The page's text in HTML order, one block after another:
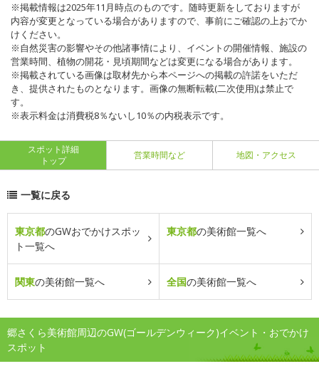
※掲載情報は2025年11月時点のものです。随時更新をしておりますが
内容が変更となっている場合がありますので、事前にご確認の上おでか
けください。
※自然災害の影響やその他諸事情により、イベントの開催情報、施設の
営業時間、植物の開花・見頃期間などは変更になる場合があります。
※掲載されている画像は取材先から本ページへの掲載の許諾をいただ
き、提供されたものとなります。画像の無断転載(二次使用)は禁止で
す。
※表示料金は消費税8％ないし10％の内税表示です。
スポット詳細
トップ
営業時間など 地図・アクセス
一覧に戻る
東京都のGWおでかけスポッ
ト一覧へ
東京都の美術館一覧へ
関東の美術館一覧へ 全国の美術館一覧へ
郷さくら美術館周辺のGW(ゴールデンウィーク)イベント・おでかけ
スポット